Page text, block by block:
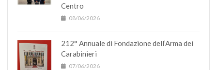
Centro
08/06/2026
212° Annuale di Fondazione dell’Arma dei
Carabinieri
07/06/2026